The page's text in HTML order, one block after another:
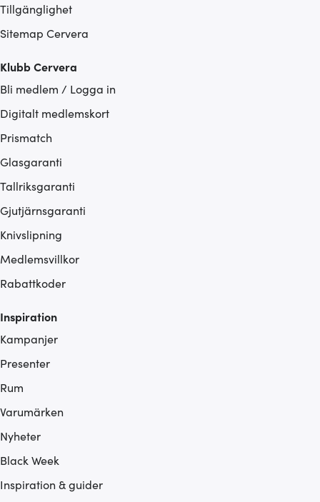
Tillgänglighet
Sitemap Cervera
Klubb Cervera
Bli medlem / Logga in
Digitalt medlemskort
Prismatch
Glasgaranti
Tallriksgaranti
Gjutjärnsgaranti
Knivslipning
Medlemsvillkor
Rabattkoder
Inspiration
Kampanjer
Presenter
Rum
Varumärken
Nyheter
Black Week
Inspiration & guider